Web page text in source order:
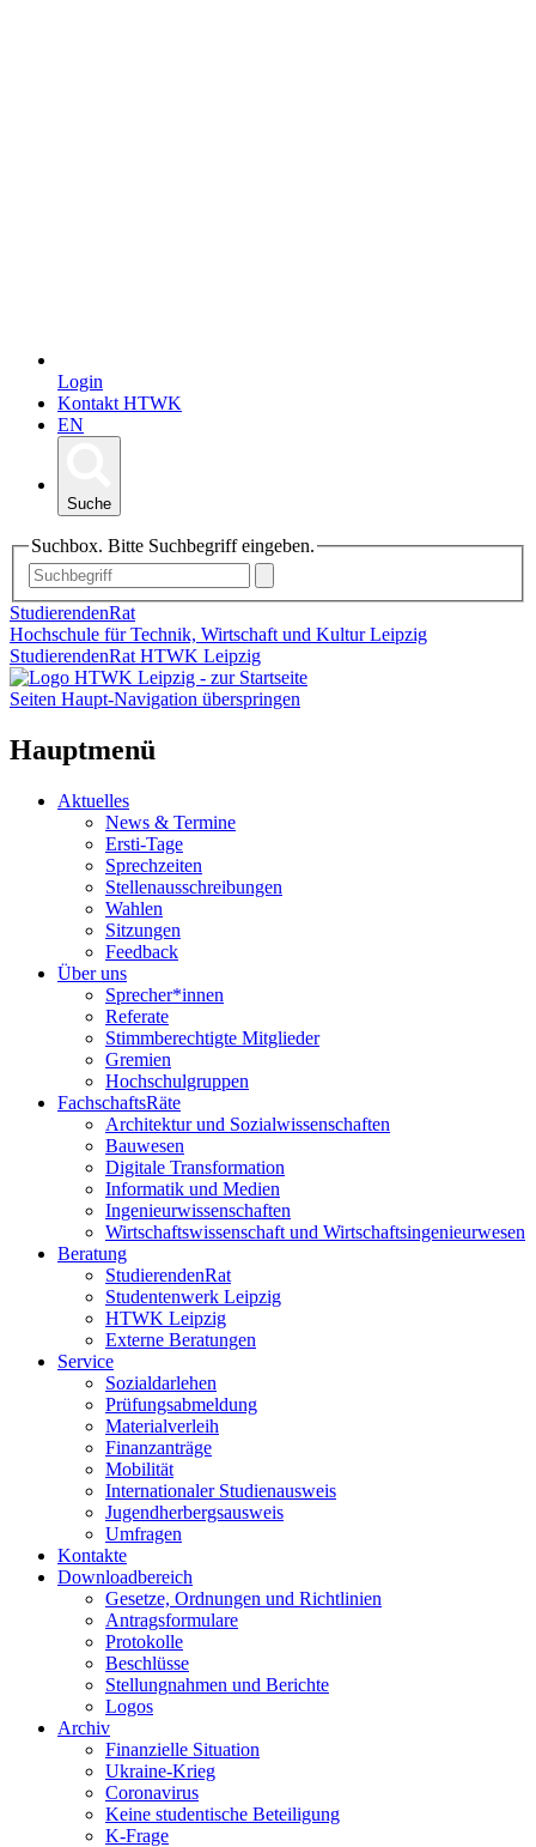
Login
Kontakt HTWK
EN
Suche
Suchbox. Bitte Suchbegriff eingeben.
StudierendenRat
Hochschule für Technik, Wirtschaft und Kultur Leipzig
StudierendenRat HTWK Leipzig
Seiten Haupt-Navigation überspringen
Hauptmenü
Aktuelles
News & Termine
Ersti-Tage
Sprechzeiten
Stellenausschreibungen
Wahlen
Sitzungen
Feedback
Über uns
Sprecher*innen
Referate
Stimmberechtigte Mitglieder
Gremien
Hochschulgruppen
FachschaftsRäte
Architektur und Sozialwissenschaften
Bauwesen
Digitale Transformation
Informatik und Medien
Ingenieurwissenschaften
Wirtschaftswissenschaft und Wirtschaftsingenieurwesen
Beratung
StudierendenRat
Studentenwerk Leipzig
HTWK Leipzig
Externe Beratungen
Service
Sozialdarlehen
Prüfungsabmeldung
Materialverleih
Finanzanträge
Mobilität
Internationaler Studienausweis
Jugendherbergsausweis
Umfragen
Kontakte
Downloadbereich
Gesetze, Ordnungen und Richtlinien
Antragsformulare
Protokolle
Beschlüsse
Stellungnahmen und Berichte
Logos
Archiv
Finanzielle Situation
Ukraine-Krieg
Coronavirus
Keine studentische Beteiligung
K-Frage